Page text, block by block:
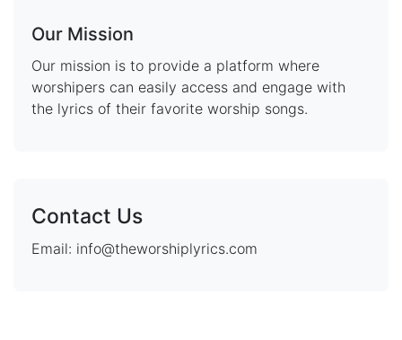
Our Mission
Our mission is to provide a platform where
worshipers can easily access and engage with
the lyrics of their favorite worship songs.
Contact Us
Email: info@theworshiplyrics.com